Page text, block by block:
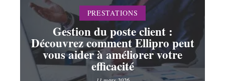
PRESTATIONS
Gestion du poste client :
Découvrez comment Ellipro peut
vous aider à améliorer votre
efficacité